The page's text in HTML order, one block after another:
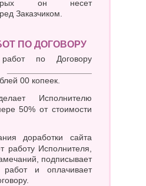
он несет
Заказчиком.
ПО ДОГОВОРУ
00 копеек.
50% от стоимости
работу Исполнителя,
подписывает
и оплачивает